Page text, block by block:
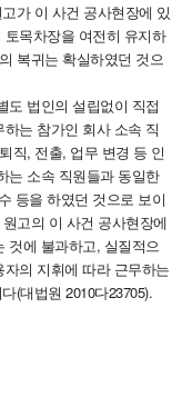
가 이 사건 공사현장에 있
목차장을 여전히 유지하
복귀는 확실하였던 것으
도 법인의 설립없이 직접
는 참가인 회사 소속 직
직, 전출, 업무 변경 등 인
는 소속 직원들과 동일한
등을 하였던 것으로 보이
고의 이 사건 공사현장에
것에 불과하고, 실질적으
의 지휘에 따라 근무하는
(대법원 2010다23705).